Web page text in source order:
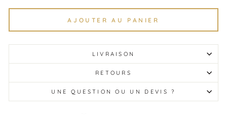
AJOUTER AU PANIER
LIVRAISON
RETOURS
UNE QUESTION OU UN DEVIS ?